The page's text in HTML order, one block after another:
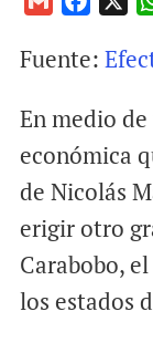
a
l
c
b
k
Fuente:
En medio
económica
de Nicolás
erigir otro
Carabobo,
los estados